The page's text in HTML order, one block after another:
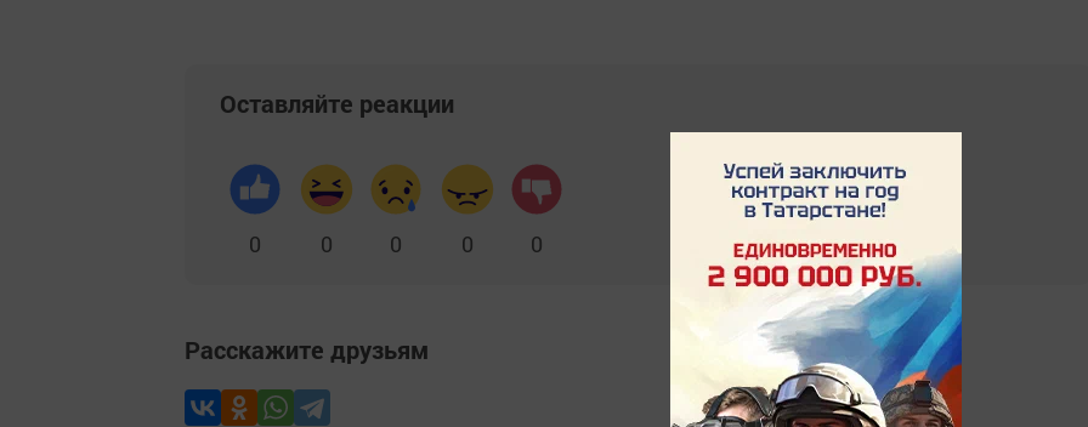
Оставляйте реакции
0 0 0 0 0
Расскажите друзьям